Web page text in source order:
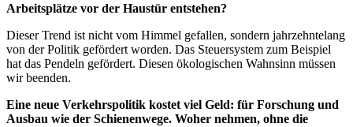
Arbeitsplätze vor der Haustür entstehen?
Dieser Trend ist nicht vom Himmel gefallen, sondern jahrzehntelang
von der Politik gefördert worden. Das Steuersystem zum Beispiel
hat das Pendeln gefördert. Diesen ökologischen Wahnsinn müssen
wir beenden.
Eine neue Verkehrspolitik kostet viel Geld: für Forschung und
Ausbau wie der Schienenwege. Woher nehmen, ohne die